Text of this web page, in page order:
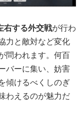
右する外交戦が行わ
力と敵対など変化
問われます。何百
バーに集い、妨害
傾けるべくしのぎ
わえるのが魅力だ